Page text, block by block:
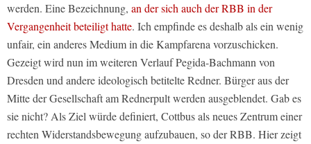
werden. Eine Bezeichnung, an der sich auch der RBB in der
Vergangenheit beteiligt hatte. Ich empfinde es deshalb als ein wenig
unfair, ein anderes Medium in die Kampfarena vorzuschicken.
Gezeigt wird nun im weiteren Verlauf Pegida-Bachmann von
Dresden und andere ideologisch betitelte Redner. Bürger aus der
Mitte der Gesellschaft am Rednerpult werden ausgeblendet. Gab es
sie nicht? Als Ziel würde definiert, Cottbus als neues Zentrum einer
rechten Widerstandsbewegung aufzubauen, so der RBB. Hier zeigt